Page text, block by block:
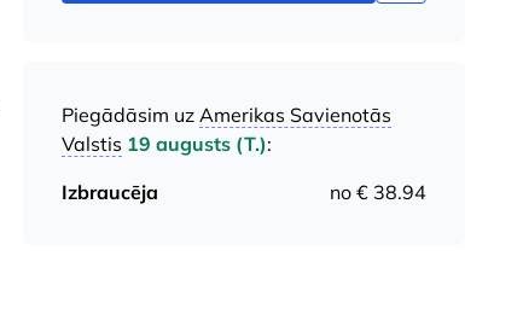
Piegādāsim uz Amerikas Savienotās
Valstis 19 augusts (T.):
Izbraucēja
no € 38.94